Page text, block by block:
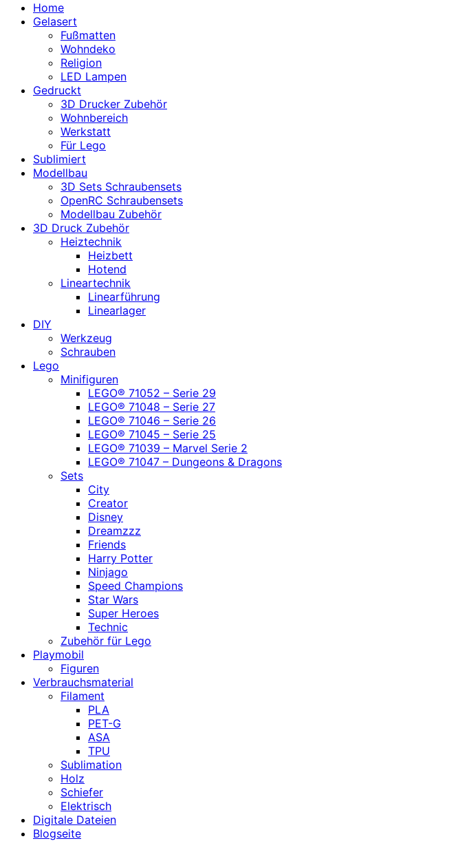
Home
Gelasert
Fußmatten
Wohndeko
Religion
LED Lampen
Gedruckt
3D Drucker Zubehör
Wohnbereich
Werkstatt
Für Lego
Sublimiert
Modellbau
3D Sets Schraubensets
OpenRC Schraubensets
Modellbau Zubehör
3D Druck Zubehör
Heiztechnik
Heizbett
Hotend
Lineartechnik
Linearführung
Linearlager
DIY
Werkzeug
Schrauben
Lego
Minifiguren
LEGO® 71052 – Serie 29
LEGO® 71048 – Serie 27
LEGO® 71046 – Serie 26
LEGO® 71045 – Serie 25
LEGO® 71039 – Marvel Serie 2
LEGO® 71047 – Dungeons & Dragons
Sets
City
Creator
Disney
Dreamzzz
Friends
Harry Potter
Ninjago
Speed Champions
Star Wars
Super Heroes
Technic
Zubehör für Lego
Playmobil
Figuren
Verbrauchsmaterial
Filament
PLA
PET-G
ASA
TPU
Sublimation
Holz
Schiefer
Elektrisch
Digitale Dateien
Blogseite